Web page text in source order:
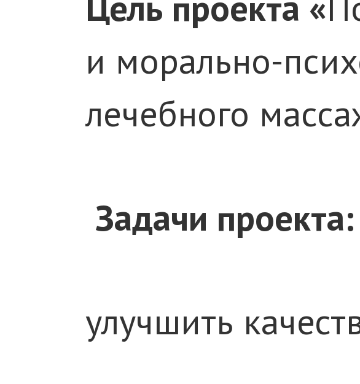
и морально-
лечебного
Задачи проекта:
улучшить